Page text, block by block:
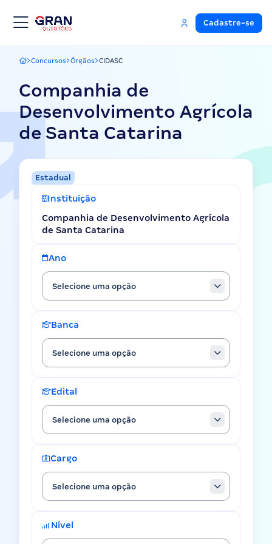
Cadastre-se
Gran Questões
Concursos Órgãos CIDASC
Companhia de
Desenvolvimento Agrícola
de Santa Catarina
Estadual
Instituição
Companhia de Desenvolvimento Agrícola
de Santa Catarina
Ano
Selecione uma opção
Banca
Selecione uma opção
Edital
Selecione uma opção
Cargo
Selecione uma opção
Nível